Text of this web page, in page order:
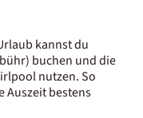
kannst du
buchen und die
nutzen. So
Auszeit bestens